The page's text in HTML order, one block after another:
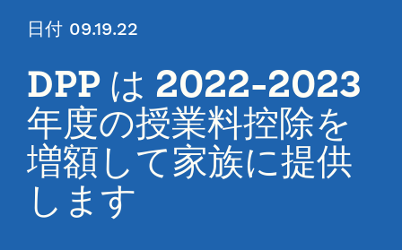
日付 09.19.22
DPP は 2022-2023
年度の授業料控除を
増額して家族に提供
します